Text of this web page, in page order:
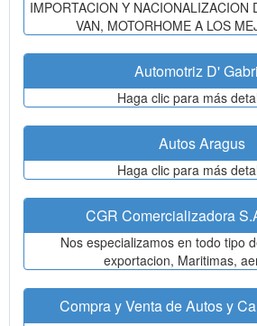
IMPORTACION Y NACIONALIZACION
VAN, MOTORHOME A LOS
Automotriz D'
Haga clic para más
Autos Aragus
Haga clic para más
CGR Comercializadora
Nos especializamos en todo tipo
exportacion, Maritimas,
Compra y Venta de Autos y